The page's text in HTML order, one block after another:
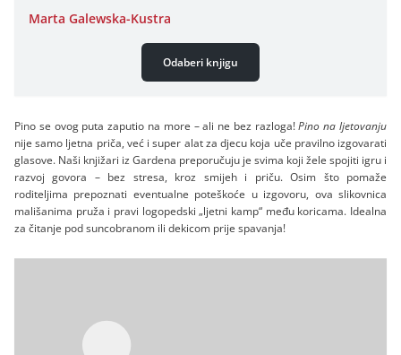
Marta Galewska-Kustra
Odaberi knjigu
Pino se ovog puta zaputio na more – ali ne bez razloga!Pino na ljetovanju
nije samo ljetna priča, već i super alat za djecu koja uče pravilno izgovarati
glasove. Naši knjižari iz Gardena preporučuju je svima koji žele spojiti igru i
razvoj govora – bez stresa, kroz smijeh i priču. Osim što pomaže
roditeljima prepoznati eventualne poteškoće u izgovoru, ova slikovnica
mališanima pruža i pravi logopedski „ljetni kamp“ među koricama. Idealna
za čitanje pod suncobranom ili dekicom prije spavanja!